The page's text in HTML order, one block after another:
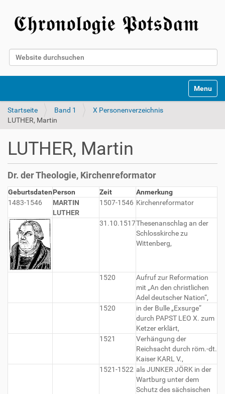
Website durchsuchen
Toggle
Startseite Band 1
X Personenverzeichnis
LUTHER, Martin
LUTHER, Martin
Dr. der Theologie, Kirchenreformator
GeburtsdatenPerson Zeit
Anmerkung
1483-1546
MARTIN
LUTHER
1507-1546 Kirchenreformator
31.10.1517Thesenanschlag an der
Schlosskirche zu
Wittenberg,
1520
Aufruf zur Reformation
mit „An den christlichen
Adel deutscher Nation“,
1520
in der Bulle „Exsurge“
durch PAPST LEO X. zum
Ketzer erklärt,
1521
Verhängung der
Reichsacht durch röm.-dt.
Kaiser KARL V.,
1521-1522 als JUNKER JÖRK in der
Wartburg unter dem
Schutz des sächsischen